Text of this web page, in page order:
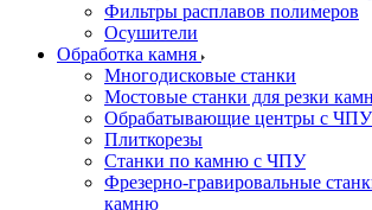
Фильтры расплавов полимеров
Осушители
Обработка камня
Многодисковые станки
Мостовые станки для резки
Обрабатывающие центры с
Плиткорезы
Станки по камню с ЧПУ
Фрезерно-гравировальные
камню